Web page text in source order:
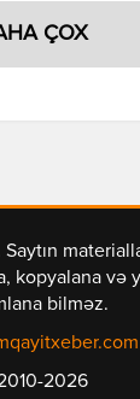
ÇOX
kopyalana və
bilməz.
2026